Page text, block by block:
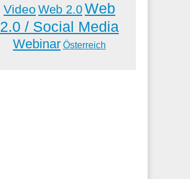
Video Web 2.0Web
2.0 / Social Media
Webinar Österreich